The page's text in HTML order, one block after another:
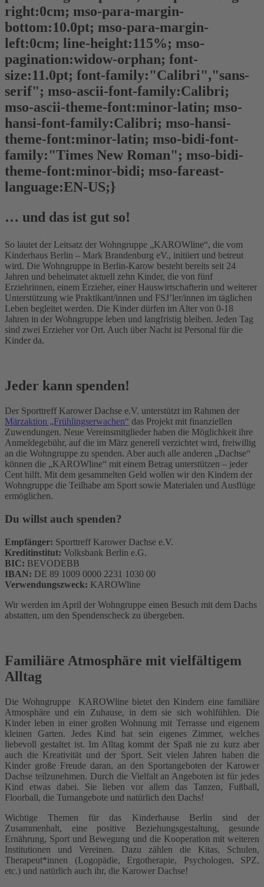
right:0cm; mso-para-margin-
bottom:10.0pt; mso-para-margin-
left:0cm; line-height:115%; mso-
pagination:widow-orphan; font-
size:11.0pt; font-family:"Calibri","sans-
serif"; mso-ascii-font-family:Calibri;
mso-ascii-theme-font:minor-latin; mso-
hansi-font-family:Calibri; mso-hansi-
theme-font:minor-latin; mso-bidi-font-
family:"Times New Roman"; mso-bidi-
theme-font:minor-bidi; mso-fareast-
language:EN-US;}
… und das ist gut so!
So lautet der Leitsatz der Wohngruppe „KAROWline“, die vom
Kinderhaus Berlin – Mark Brandenburg eV., initiiert und betreut
wird. Die Wohngruppe in Berlin-Karow besteht bereits seit 24
Jahren und beheimatet aktuell zehn Kinder, die von fünf
Erziehrinnen, einem Erzieher, einer Hauswirtschafterin und weiterer
Unterstützung wie Praktikant/innen und FSJ’ler/innen im täglichen
Leben begleitet werden. Die Kinder dürfen im Alter von 0-18
Jahren in der Wohngruppe leben und langfristig bleiben. Jeden Tag
sind zwei Erzieher vor Ort. Auch über Nacht ist Personal für die
Kinder da.
Jeder kann spenden!
Der Sporttreff Karower Dachse e.V. unterstützt im Rahmen der
Märzaktion „Frühlingserwachen“ das Projekt mit finanziellen
Zuwendungen. Neue Vereinsmitglieder haben die Möglichkeit ihre
Anmeldegebühr, auf die im März generell verzichtet wird, freiwillig
an die Wohngruppe zu spenden. Aber auch alle anderen „Dachse“
können die „KAROWline“ mit einem Betrag unterstützen – jeder
Cent hilft. Mit dem gesammelten Geld wollen wir den Kindern der
Wohngruppe die Teilhabe am Sport sowie Materialen und Ausflüge
ermöglichen.
Du willst auch spenden?
Empfänger: Sporttreff Karower Dachse e.V.
Kreditinstitut: Volksbank Berlin e.G.
BIC: BEVODEBB
IBAN: DE 89 1009 0000 2231 1030 00
Verwendungszweck: KAROWline
Wir werden im April der Wohngruppe einen Besuch mit dem Dachs
abstatten, um den Spendenscheck zu übergeben.
Familiäre Atmosphäre mit vielfältigem
Alltag
Die Wohngruppe
KAROWline bietet den Kindern eine familiäre
Atmosphäre und ein Zuhause, in dem sie sich wohlfühlen. Die
Kinder leben in einer großen Wohnung mit Terrasse und eigenem
kleinen Garten. Jedes Kind hat sein eigenes Zimmer, welches
liebevoll gestaltet ist. Im Alltag kommt der Spaß nie zu kurz aber
auch die Kreativität und der Sport. Seit vielen Jahren haben die
Kinder große Freude daran, an den Sportangeboten der Karower
Dachse teilzunehmen. Durch die Vielfalt an Angeboten ist für jedes
Kind etwas dabei. Sie lieben vor allem das Tanzen, Fußball,
Floorball, die Turnangebote und natürlich den Dachs!
Wichtige Themen für das Kinderhause Berlin sind der
Zusammenhalt, eine positive Beziehungsgestaltung, gesunde
Ernährung, Sport und Bewegung und die Kooperation mit weiteren
Institutionen und Vereinen. Dazu zählen die Kitas, Schulen,
Therapeut*innen (Logopädie, Ergotherapie, Psychologen, SPZ,
etc.) und natürlich auch ihr, die Karower Dachse!